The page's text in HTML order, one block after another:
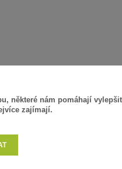
některé nám pomáhají vylepšit
zajímají.